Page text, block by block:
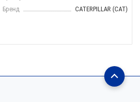
Бренд
CATERPILLAR (CAT)